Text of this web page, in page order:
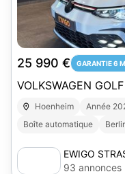
25 990 € GARANTIE 6
VOLKSWAGEN
Hoenheim Année
Boîte automatique
EWIGO
93 annonces